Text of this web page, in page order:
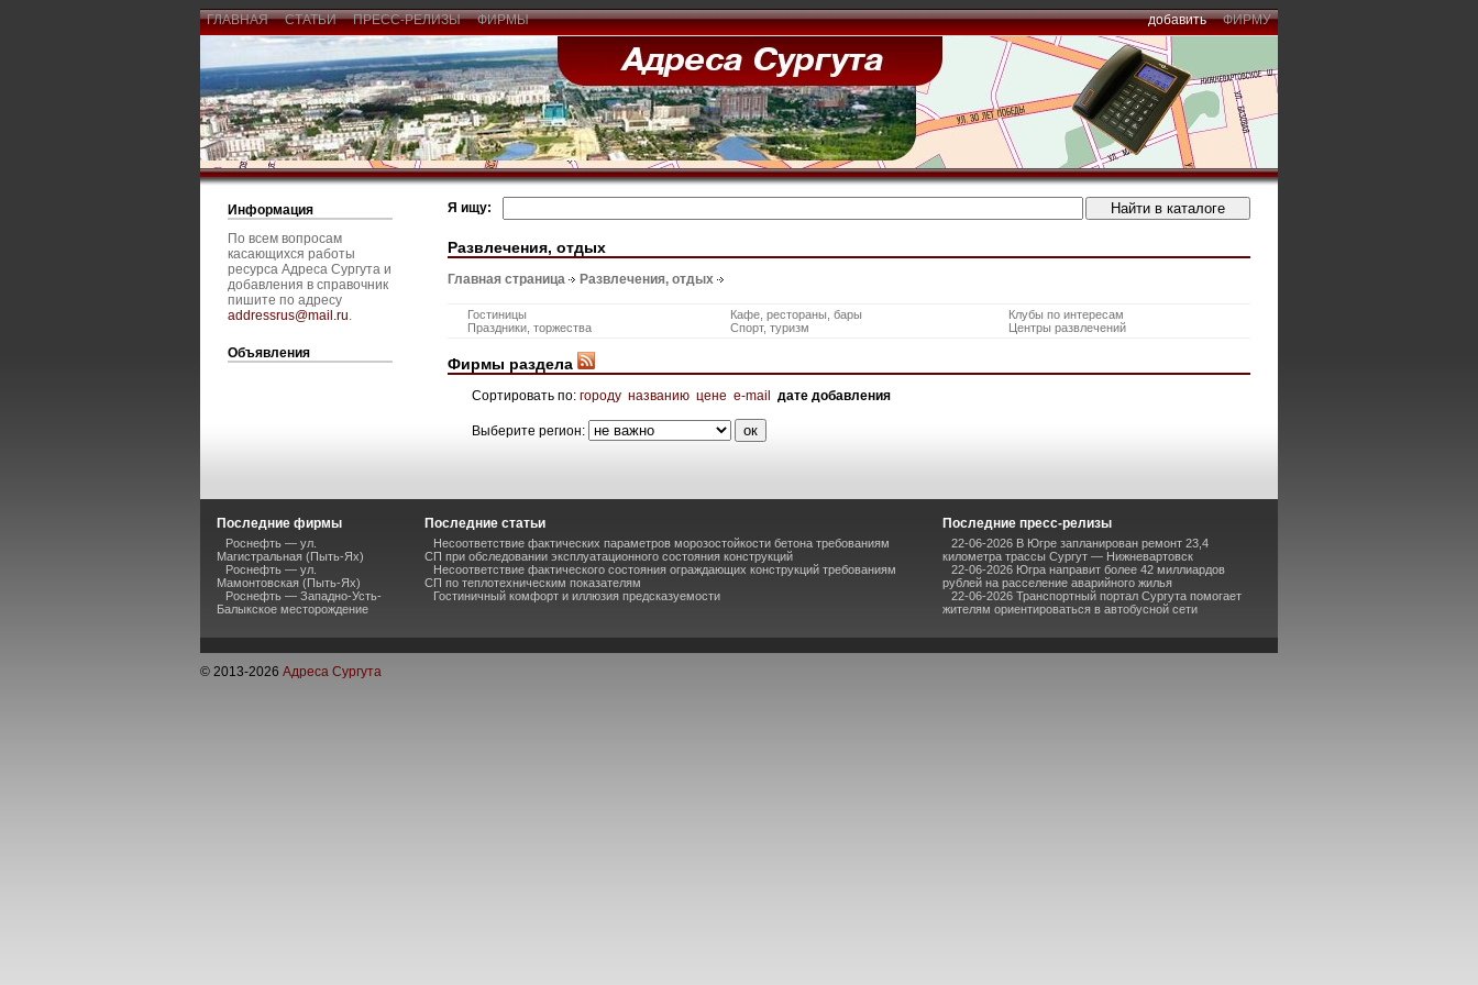
ГЛАВНАЯ СТАТЬИ ПРЕСС-РЕЛИЗЫ ФИРМЫ добавить ФИРМУ
Информация
По всем вопросам
касающихся работы
ресурса Адреса Сургута и
добавления в справочник
пишите по адресу
addressrus@mail.ru.
Объявления
Я ищу:
Развлечения, отдых
Главная страница Развлечения, отдых
Гостиницы Кафе, рестораны, бары
Клубы по интересам
Праздники, торжества
Спорт, туризм Центры развлечений
Фирмы раздела
Сортировать по: городу названию цене e-mail дате добавления
Выберите регион:
Последние фирмы
Роснефть — ул.
Магистральная (Пыть-Ях)
Роснефть — ул.
Мамонтовская (Пыть-Ях)
Роснефть — Западно-Усть-
Балыкское месторождение
Последние статьи
Несоответствие фактических параметров морозостойкости бетона требованиям
СП при обследовании эксплуатационного состояния конструкций
Несоответствие фактического состояния ограждающих конструкций требованиям
СП по теплотехническим показателям
Гостиничный комфорт и иллюзия предсказуемости
Последние пресс-релизы
22-06-2026 В Югре запланирован ремонт 23,4
километра трассы Сургут — Нижневартовск
22-06-2026 Югра направит более 42 миллиардов
рублей на расселение аварийного жилья
22-06-2026 Транспортный портал Сургута помогает
жителям ориентироваться в автобусной сети
© 2013-2026 Адреса Сургута